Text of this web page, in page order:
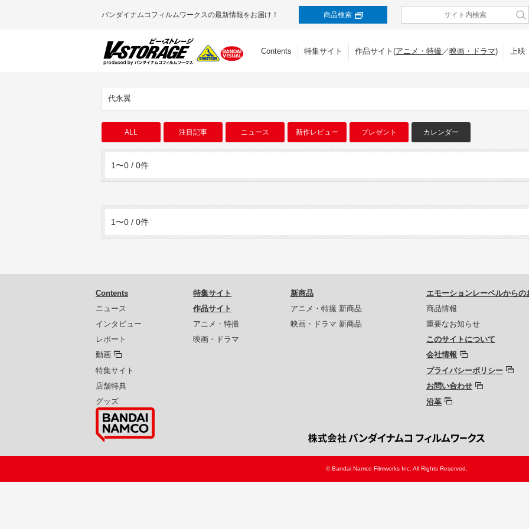
バンダイナムコフィルムワークスの最新情報をお届け！ 商品検索
Contents 特集サイト 作品サイト(アニメ・特撮／映画・ドラマ) 上映
代永翼
ALL 注目記事 ニュース 新作レビュー プレゼント カレンダー
1〜0 / 0件
1〜0 / 0件
Contents
ニュース
インタビュー
レポート
動画
特集サイト
店舗特典
グッズ
特集サイト
作品サイト
アニメ・特撮
映画・ドラマ
新商品
アニメ・特撮 新商品
映画・ドラマ 新商品
エモーションレーベルからの
商品情報
重要なお知らせ
このサイトについて
会社情報
プライバシーポリシー
お問い合わせ
沿革
© Bandai Namco Filmworks Inc. All Rights Reserved.